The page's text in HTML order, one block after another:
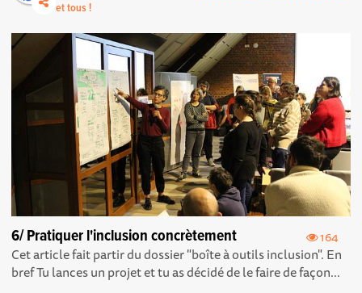
et tous !
164
6/ Pratiquer l'inclusion concrètement
Cet article fait partir du dossier "boîte à outils inclusion". En
bref Tu lances un projet et tu as décidé de le faire de façon...